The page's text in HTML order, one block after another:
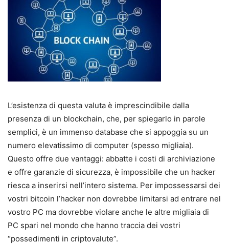
L’esistenza di questa valuta è imprescindibile dalla
presenza di un blockchain, che, per spiegarlo in parole
semplici, è un immenso database che si appoggia su un
numero elevatissimo di computer (spesso migliaia).
Questo offre due vantaggi: abbatte i costi di archiviazione
e offre garanzie di sicurezza, è impossibile che un hacker
riesca a inserirsi nell’intero sistema. Per impossessarsi dei
vostri bitcoin l’hacker non dovrebbe limitarsi ad entrare nel
vostro PC ma dovrebbe violare anche le altre migliaia di
PC spari nel mondo che hanno traccia dei vostri
“possedimenti in criptovalute”.